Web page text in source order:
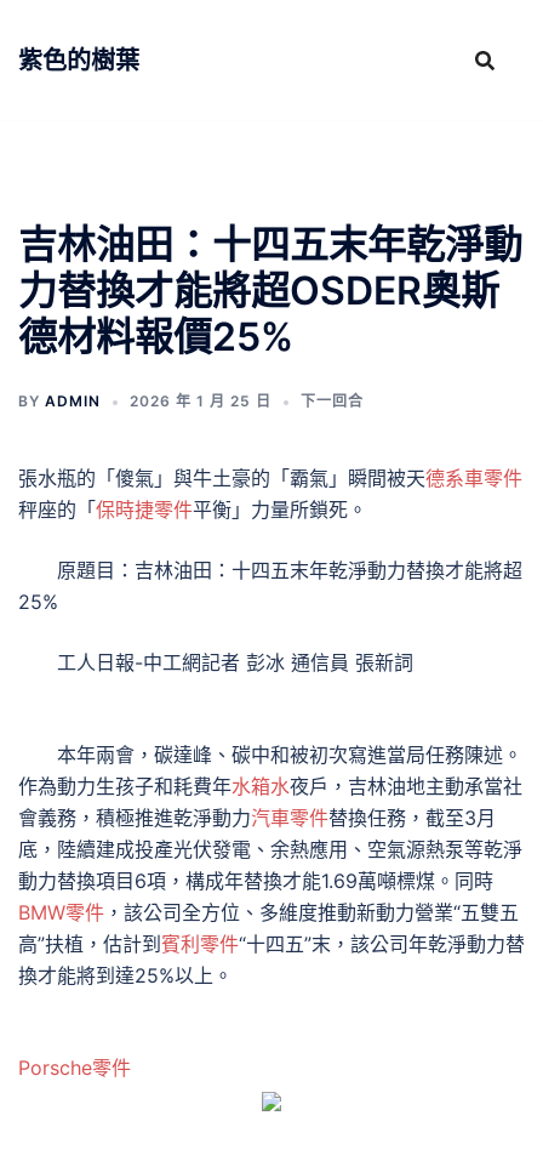
紫色的樹葉
吉林油田：十四五末年乾淨動
力替換才能將超OSDER奧斯
德材料報價25%
BY ADMIN 2026 年 1 月 25 日 下一回合
張水瓶的「傻氣」與牛土豪的「霸氣」瞬間被天德系車零件
秤座的「保時捷零件平衡」力量所鎖死。
原題目：吉林油田：十四五末年乾淨動力替換才能將超
25%
工人日報-中工網記者 彭冰 通信員 張新詞
本年兩會，碳達峰、碳中和被初次寫進當局任務陳述。
作為動力生孩子和耗費年水箱水夜戶，吉林油地主動承當社
會義務，積極推進乾淨動力汽車零件替換任務，截至3月
底，陸續建成投產光伏發電、余熱應用、空氣源熱泵等乾淨
動力替換項目6項，構成年替換才能1.69萬噸標煤。同時
BMW零件 ，該公司全方位、多維度推動新動力營業“五雙五
高”扶植，估計到 賓利零件“十四五”末，該公司年乾淨動力替
換才能將到達25%以上。
Porsche零件